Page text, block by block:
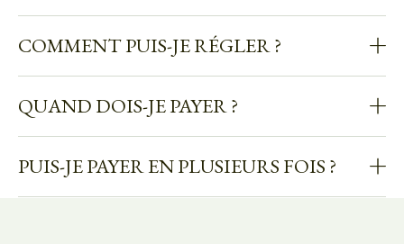
COMMENT PUIS-JE RÉGLER ?
QUAND DOIS-JE PAYER ?
PUIS-JE PAYER EN PLUSIEURS FOIS ?